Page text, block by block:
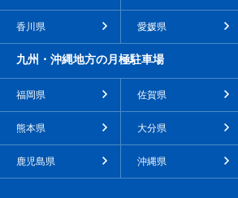
香川県 愛媛県
九州・沖縄地方の月極駐車場
福岡県 佐賀県
熊本県 大分県
鹿児島県 沖縄県